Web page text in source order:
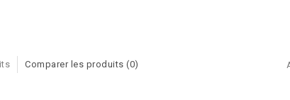
Comparer les produits (0)